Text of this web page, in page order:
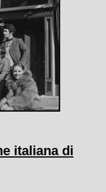
italiana di